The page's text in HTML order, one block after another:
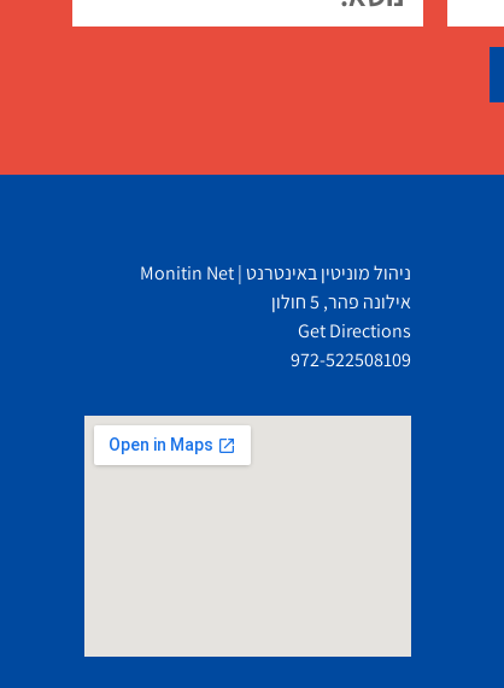
ניהול מוניטין באינטרנט | Monitin Net
אילונה פהר, 5 חולון
Get Directions
972-522508109